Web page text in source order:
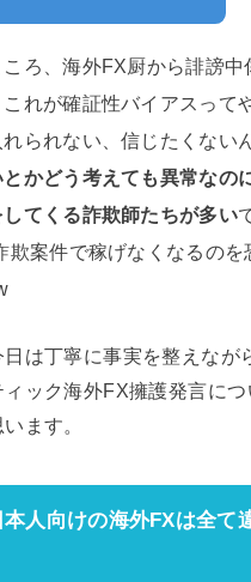
ろ、海外FX厨から誹謗中
れが確証性バイアスって
られない、信じたくない
かどう考えても異常なの
てくる詐欺師たちが多い
欺案件で稼げなくなるのを
は丁寧に事実を整えなが
ック海外FX擁護発言につ
ます。
人向けの海外FXは全て